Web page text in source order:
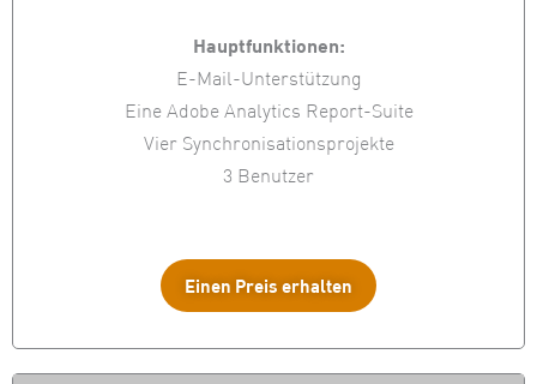
Hauptfunktionen:
E-Mail-Unterstützung
Eine Adobe Analytics Report-Suite
Vier Synchronisationsprojekte
3 Benutzer
Einen Preis erhalten